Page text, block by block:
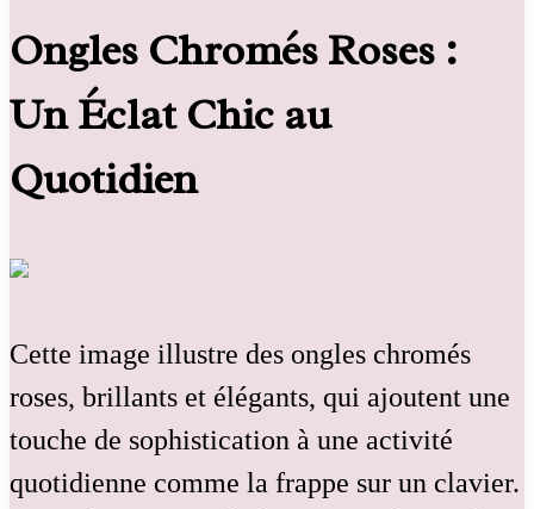
Ongles Chromés Roses :
Un Éclat Chic au
Quotidien
Cette image illustre des ongles chromés
roses, brillants et élégants, qui ajoutent une
touche de sophistication à une activité
quotidienne comme la frappe sur un clavier.